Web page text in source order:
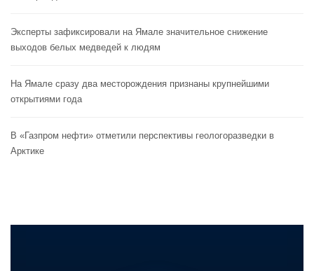
Эксперты зафиксировали на Ямале значительное снижение
выходов белых медведей к людям
На Ямале сразу два месторождения признаны крупнейшими
открытиями года
В «Газпром нефти» отметили перспективы геологоразведки в
Арктике